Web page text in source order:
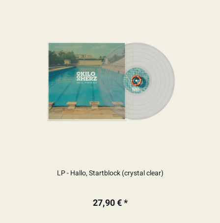
LP - Hallo, Startblock (crystal clear)
27,90 € *